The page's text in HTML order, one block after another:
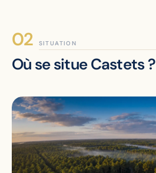
SITUATION
Où se situe Castets ?